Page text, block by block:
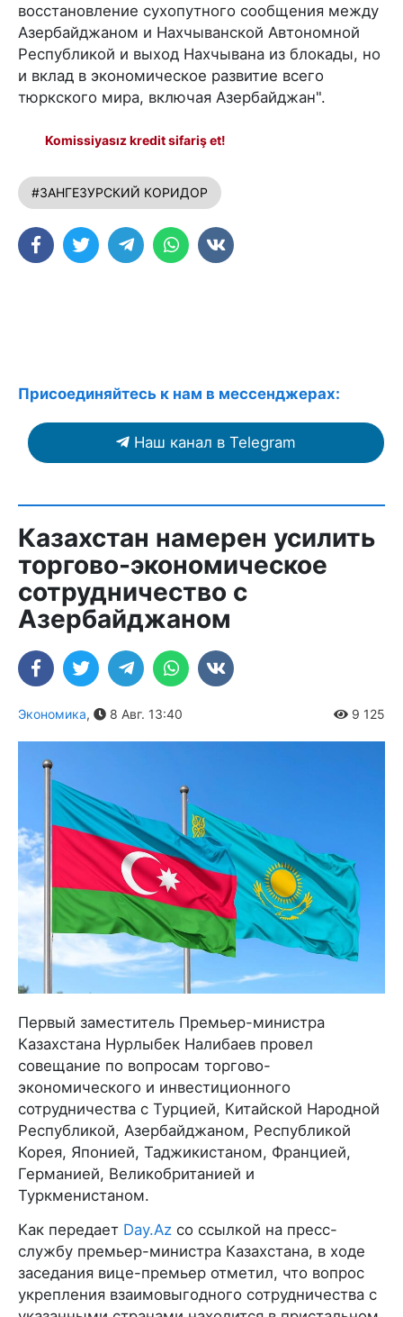
восстановление сухопутного сообщения между
Азербайджаном и Нахчыванской Автономной
Республикой и выход Нахчывана из блокады, но
и вклад в экономическое развитие всего
тюркского мира, включая Азербайджан".
Komissiyasız kredit sifariş et!
#ЗАНГЕЗУРСКИЙ КОРИДОР
Присоединяйтесь к нам в мессенджерах:
Наш канал в Telegram
Казахстан намерен усилить
торгово-экономическое
сотрудничество с
Азербайджаном
Экономика, 8 Авг. 13:40 9 125
Первый заместитель Премьер-министра
Казахстана Нурлыбек Налибаев провел
совещание по вопросам торгово-
экономического и инвестиционного
сотрудничества с Турцией, Китайской Народной
Республикой, Азербайджаном, Республикой
Корея, Японией, Таджикистаном, Францией,
Германией, Великобританией и
Туркменистаном.
Как передает Day.Az со ссылкой на пресс-
службу премьер-министра Казахстана, в ходе
заседания вице-премьер отметил, что вопрос
укрепления взаимовыгодного сотрудничества с